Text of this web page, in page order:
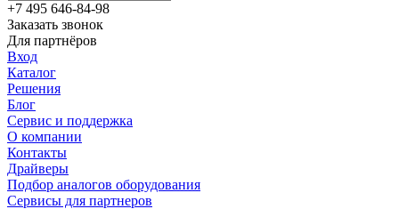
+7 495 646-84-98
Заказать звонок
Для партнёров
Вход
Каталог
Решения
Блог
Сервис и поддержка
О компании
Контакты
Драйверы
Подбор аналогов оборудования
Сервисы для партнеров